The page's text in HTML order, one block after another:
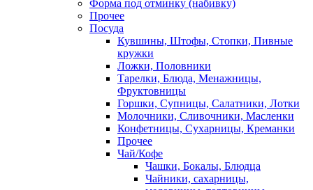
Форма под отминку (набивку)
Прочее
Посуда
Кувшины, Штофы, Стопки, Пивные
кружки
Ложки, Половники
Тарелки, Блюда, Менажницы,
Фруктовницы
Горшки, Супницы, Салатники, Лотки
Молочники, Сливочники, Масленки
Конфетницы, Сухарницы, Креманки
Прочее
Чай/Кофе
Чашки, Бокалы, Блюдца
Чайники, сахарницы,